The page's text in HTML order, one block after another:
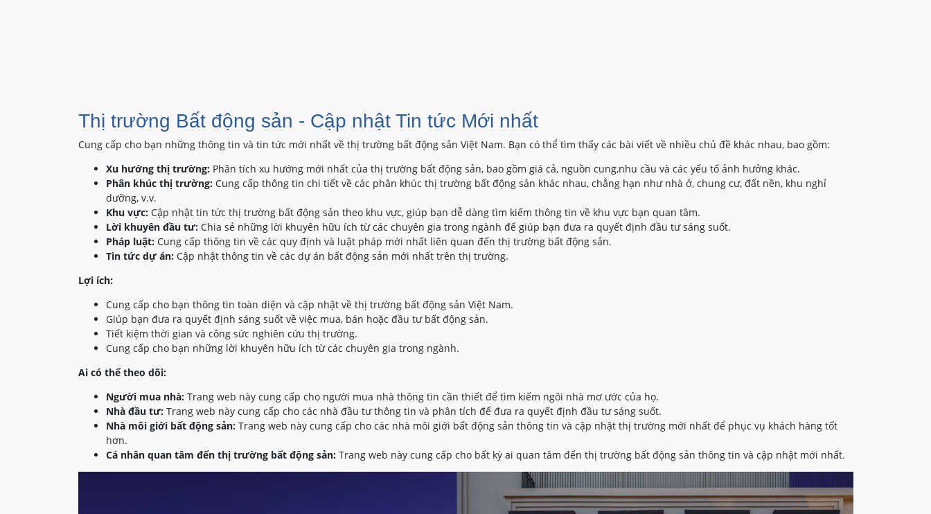
Thị trường Bất động sản - Cập nhật Tin tức Mới nhất
Cung cấp cho bạn những thông tin và tin tức mới nhất về thị trường bất động sản Việt Nam. Bạn có thể tìm thấy các bài viết về nhiều chủ đề khác nhau, bao gồm:
Xu hướng thị trường:Phân tích xu hướng mới nhất của thị trường bất động sản, bao gồm giá cả, nguồn cung,nhu cầu và các yếu tố ảnh hưởng khác.
Phân khúc thị trường:Cung cấp thông tin chi tiết về các phân khúc thị trường bất động sản khác nhau, chẳng hạn như nhà ở, chung cư, đất nền, khu nghỉ
dưỡng, v.v.
Khu vực:Cập nhật tin tức thị trường bất động sản theo khu vực, giúp bạn dễ dàng tìm kiếm thông tin về khu vực bạn quan tâm.
Lời khuyên đầu tư:Chia sẻ những lời khuyên hữu ích từ các chuyên gia trong ngành để giúp bạn đưa ra quyết định đầu tư sáng suốt.
Pháp luật:Cung cấp thông tin về các quy định và luật pháp mới nhất liên quan đến thị trường bất động sản.
Tin tức dự án:Cập nhật thông tin về các dự án bất động sản mới nhất trên thị trường.
Lợi ích:
Cung cấp cho bạn thông tin toàn diện và cập nhật về thị trường bất động sản Việt Nam.
Giúp bạn đưa ra quyết định sáng suốt về việc mua, bán hoặc đầu tư bất động sản.
Tiết kiệm thời gian và công sức nghiên cứu thị trường.
Cung cấp cho bạn những lời khuyên hữu ích từ các chuyên gia trong ngành.
Ai có thể theo dõi:
Người mua nhà:Trang web này cung cấp cho người mua nhà thông tin cần thiết để tìm kiếm ngôi nhà mơ ước của họ.
Nhà đầu tư:Trang web này cung cấp cho các nhà đầu tư thông tin và phân tích để đưa ra quyết định đầu tư sáng suốt.
Nhà môi giới bất động sản:Trang web này cung cấp cho các nhà môi giới bất động sản thông tin và cập nhật thị trường mới nhất để phục vụ khách hàng tốt
hơn.
Cá nhân quan tâm đến thị trường bất động sản:Trang web này cung cấp cho bất kỳ ai quan tâm đến thị trường bất động sản thông tin và cập nhật mới nhất.